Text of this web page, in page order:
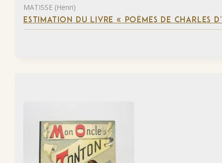
MATISSE (Henri)
ESTIMATION DU LIVRE « POÈMES DE CHARLES